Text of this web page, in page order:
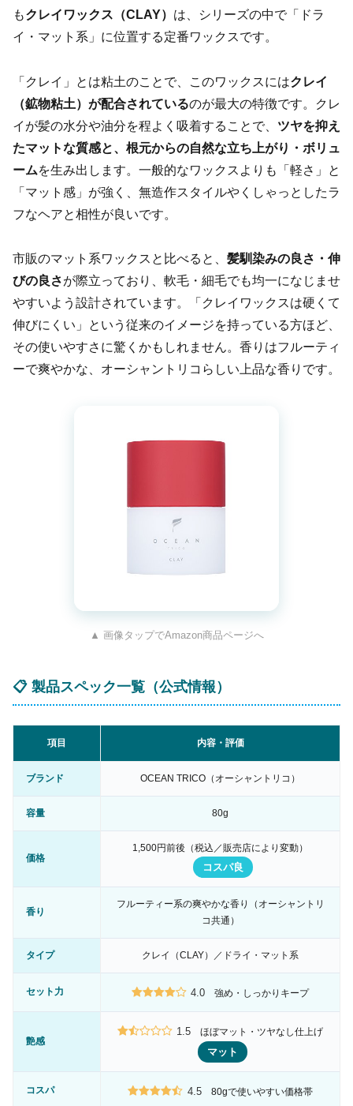
もクレイワックス（CLAY） は、シリーズの中で「ドラ
イ・マット系」に位置する定番ワックスです。
「クレイ」とは粘土のことで、このワックスにはクレイ
（鉱物粘土）が配合されているのが最大の特徴です。クレ
イが髪の水分や油分を程よく吸着することで、 ツヤを抑え
たマットな質感と、根元からの自然な立ち上がり・ボリュ
ームを生み出します。一般的なワックスよりも「軽さ」と
「マット感」が強く、無造作スタイルやくしゃっとしたラ
フなヘアと相性が良いです。
市販のマット系ワックスと比べると、 髪馴染みの良さ・伸
びの良さが際立っており、軟毛・細毛でも均一になじませ
やすいよう設計されています。「クレイワックスは硬くて
伸びにくい」という従来のイメージを持っている方ほど、
その使いやすさに驚くかもしれません。香りはフルーティ
ーで爽やかな、オーシャントリコらしい上品な香りです。
▲ 画像タップでAmazon商品ページへ
📋 製品スペック一覧（公式情報）
項目 内容・評価
ブランド OCEAN TRICO（オーシャントリコ）
容量 80g
価格
1,500円前後（税込／販売店により変動）
コスパ良
香り
フルーティー系の爽やかな香り（オーシャントリ
コ共通）
タイプ クレイ（CLAY）／ドライ・マット系
セット力 4.0 強め・しっかりキープ
艶感
1.5 ほぼマット・ツヤなし仕上げ
マット
コスパ 4.580gで使いやすい価格帯